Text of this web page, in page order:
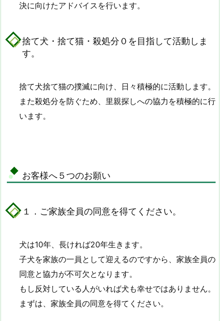
決に向けたアドバイスを行います。
捨て犬・捨て猫・殺処分０を目指して活動しま
す。
捨て犬捨て猫の撲滅に向け、日々積極的に活動します。
また殺処分を防ぐため、里親探しへの協力を積極的に行
います。
お客様へ５つのお願い
１．ご家族全員の同意を得てください。
犬は10年、長ければ20年生きます。
子犬を家族の一員として迎えるのですから、家族全員の
同意と協力が不可欠となります。
もし反対している人がいれば犬も幸せではありません。
まずは、家族全員の同意を得てください。